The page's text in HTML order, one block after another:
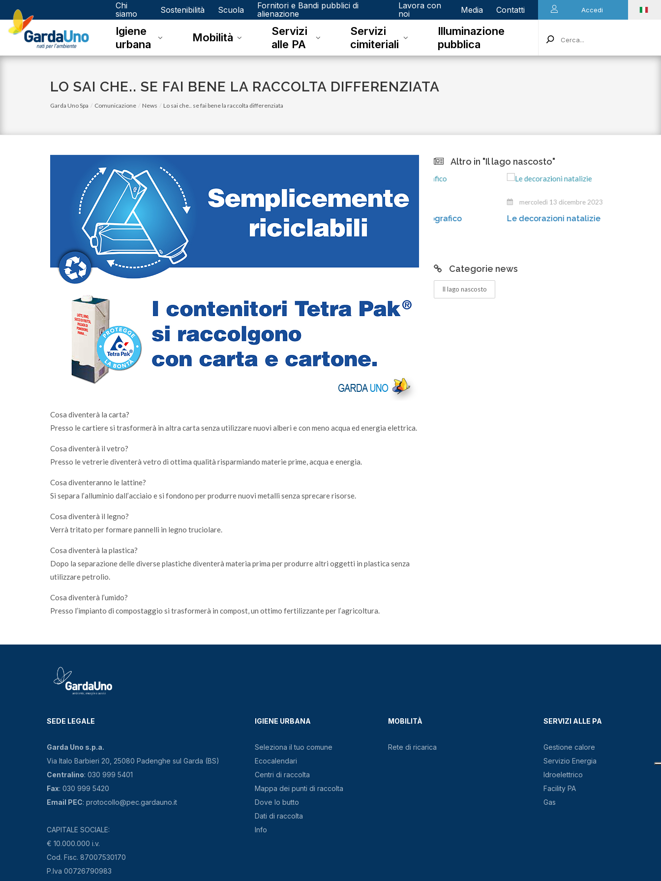
Gardauno
Spa
Chi
siamo
Sostenibilità Scuola
Fornitori e Bandi pubblici di
alienazione
Lavora con
noi
Media Contatti Accedi
Igiene
urbana
Mobilità
Servizi
alle PA
Servizi
cimiteriali
Illuminazione
pubblica
LO SAI CHE.. SE FAI BENE LA RACCOLTA DIFFERENZIATA
Garda Uno Spa Comunicazione News Lo sai che.. se fai bene la raccolta differenziata
Cosa diventerà la carta?
Presso le cartiere si trasformerà in altra carta senza utilizzare nuovi alberi e con meno acqua ed energia elettrica.
Cosa diventerà il vetro?
Presso le vetrerie diventerà vetro di ottima qualità risparmiando materie prime, acqua e energia.
Cosa diventeranno le lattine?
Si separa l’alluminio dall’acciaio e si fondono per produrre nuovi metalli senza sprecare risorse.
Cosa diventerà il legno?
Verrà tritato per formare pannelli in legno truciolare.
Cosa diventerà la plastica?
Dopo la separazione delle diverse plastiche diventerà materia prima per produrre altri oggetti in plastica senza
utilizzare petrolio.
Cosa diventerà l’umido?
Presso l’impianto di compostaggio si trasformerà in compost, un ottimo fertilizzante per l’agricoltura.
Altro in "Il lago nascosto"
venerdì 03 novembre 2023
Eco Calendario 2023 Dello - Novembre
venerdì 15 dicembre 2023
Junker e il riconoscimento fotografico
mercoledì 13 dicembre 2023
Le decorazioni natalizie
Categorie news
Il lago nascosto
SEDE LEGALE
Garda Uno s.p.a.
Via Italo Barbieri 20, 25080 Padenghe sul Garda (BS)
Centralino: 030 999 5401
Fax: 030 999 5420
Email PEC: protocollo@pec.gardauno.it
CAPITALE SOCIALE:
€ 10.000.000 i.v.
Cod. Fisc. 87007530170
P.Iva 00726790983
IGIENE URBANA
Seleziona il tuo comune
Ecocalendari
Centri di raccolta
Mappa dei punti di raccolta
Dove lo butto
Dati di raccolta
Info
MOBILITÀ
Rete di ricarica
SERVIZI ALLE PA
Gestione calore
Servizio Energia
Idroelettrico
Facility PA
Gas